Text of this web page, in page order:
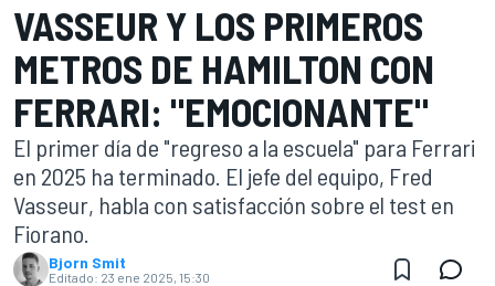
VASSEUR Y LOS PRIMEROS
METROS DE HAMILTON CON
FERRARI: "EMOCIONANTE"
El primer día de "regreso a la escuela" para Ferrari
en 2025 ha terminado. El jefe del equipo, Fred
Vasseur, habla con satisfacción sobre el test en
Fiorano.
Bjorn Smit
Editado: 23 ene 2025, 15:30